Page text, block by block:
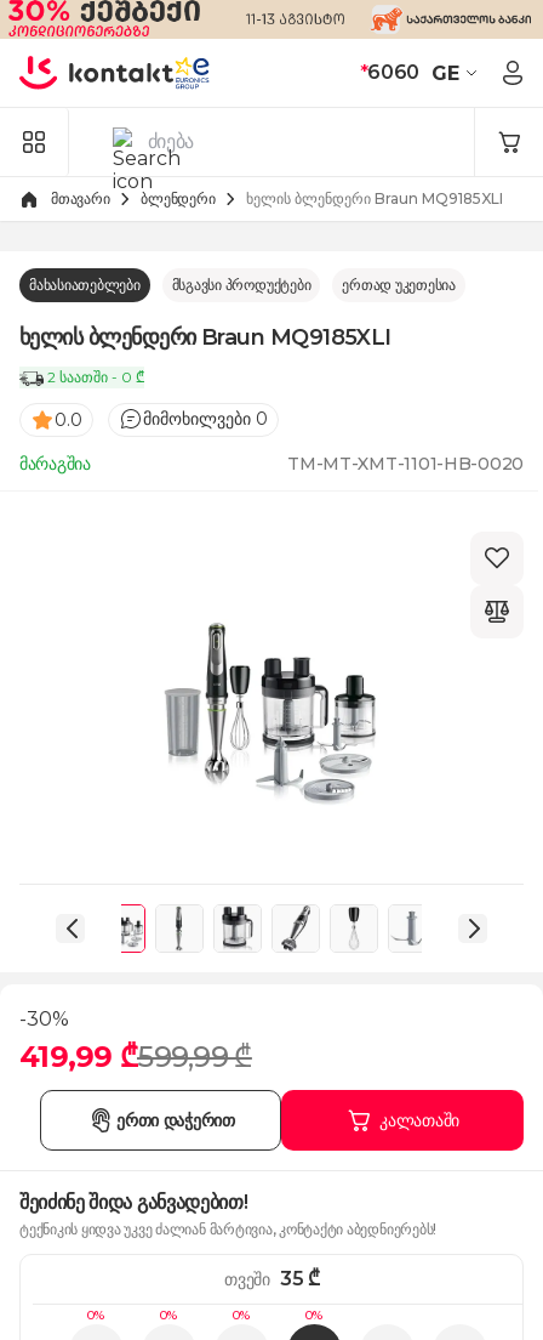
Skip to Content
*6060 GE
მთავარი ბლენდერი ხელის ბლენდერი Braun MQ9185XLI
მახასიათებლები მსგავსი პროდუქტები ერთად უკეთესია
ხელის ბლენდერი Braun MQ9185XLI
2 საათში - 0 ₾
0.0 მიმოხილვები 0
მარაგშია TM-MT-XMT-1101-HB-0020
-30%
419,99 ₾599,99 ₾
კალათაში
ერთი დაჭერით
შეიძინე შიდა განვადებით!
ტექნიკის ყიდვა უკვე ძალიან მარტივია, კონტაქტი აბედნიერებს!
0% 0% 0% 0%
თვეში 35 ₾